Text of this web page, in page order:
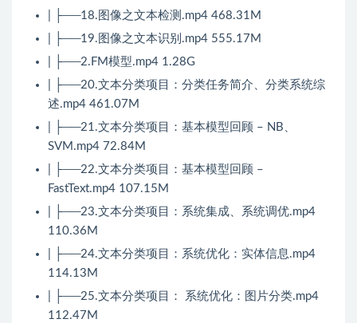
| ├──18.图像之文本检测.mp4 468.31M
| ├──19.图像之文本识别.mp4 555.17M
| ├──2.FM模型.mp4 1.28G
| ├──20.文本分类项目：分类任务简介、分类系统综
述.mp4 461.07M
| ├──21.文本分类项目：基本模型回顾 – NB、
SVM.mp4 72.84M
| ├──22.文本分类项目：基本模型回顾 –
FastText.mp4 107.15M
| ├──23.文本分类项目：系统集成、系统调优.mp4
110.36M
| ├──24.文本分类项目：系统优化：实体信息.mp4
114.13M
| ├──25.文本分类项目： 系统优化：图片分类.mp4
112.47M